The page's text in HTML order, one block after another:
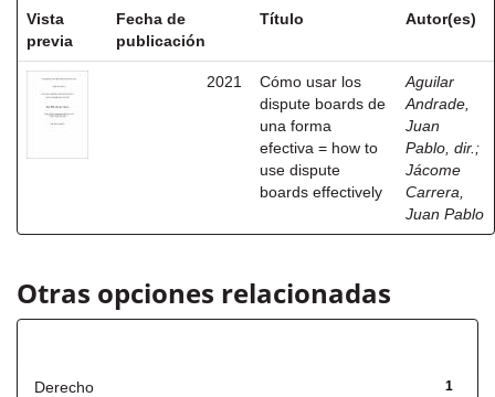
Vista
previa
Fecha de
publicación
Título Autor(es)
2021
Cómo usar los
dispute boards de
una forma
efectiva = how to
use dispute
boards effectively
Aguilar
Andrade,
Juan
Pablo, dir. ;
Jácome
Carrera,
Juan Pablo
Otras opciones relacionadas
1
Derecho